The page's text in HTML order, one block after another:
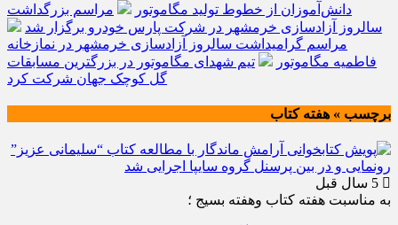
دانش‌آموزان از خطوط تولید مگاموتور
مراسم بزرگداشت
سالروز آزادسازی خرمشهر در شرکت پارس خودرو برگزار شد
مراسم گرامیداشت سالروز آزادسازی خرمشهر در نمازخانه
فاطمیه مگاموتور
تیم شهدای مگاموتور در بزرگترین مسابقات
گل کوچک جهان شرکت کرد
برچسب » هفته كتاب
به مناسبت هفته كتاب وهفته بسيج ؛